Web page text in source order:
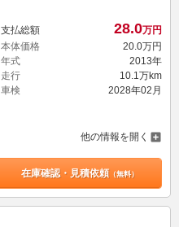
支払総額 28.0万円
本体価格
20.0万円
年式
2013年
走行
10.1万km
車検
2028年02月
他の情報を開く
在庫確認・見積依頼（無料）